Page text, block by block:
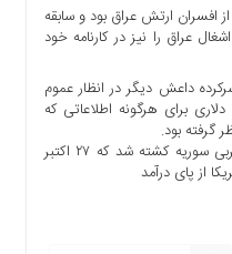
افسران ارتش عراق بود و سابقه
عراق را نیز در کارنامه خود
داعش دیگر در انظار عموم
جایزه‌ای ۱۰ میلیون دلاری برای هرگونه اطلاعاتی که
گرفته بود.
او تقریبا در همان منطقه‌ای در شمال غربی سوریه کشته شد که ۲۷ اکتبر